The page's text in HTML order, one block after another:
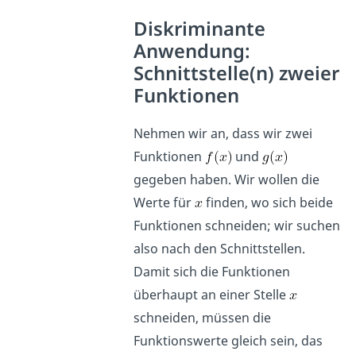
Diskriminante
Anwendung:
Schnittstelle(n) zweier
Funktionen
Nehmen wir an, dass wir zwei
Funktionen
und
gegeben haben. Wir wollen die
Werte für
finden, wo sich beide
Funktionen schneiden; wir suchen
also nach den Schnittstellen.
Damit sich die Funktionen
überhaupt an einer Stelle
schneiden, müssen die
Funktionswerte gleich sein, das